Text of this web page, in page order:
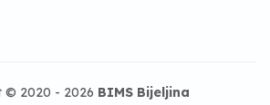
© 2020 - 2026 BIMS Bijeljina